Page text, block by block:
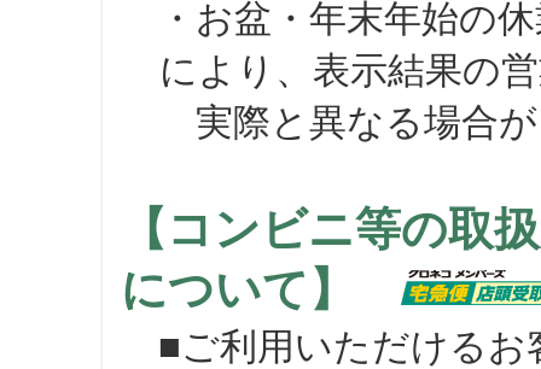
・お盆・年末年始の
により、表示結果の
実際と異なる場合が
【コンビニ等の取
について】
■ご利用いただけるお